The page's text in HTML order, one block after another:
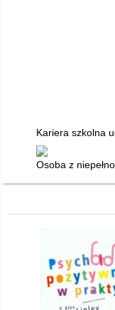
Kariera szkolna
Osoba z